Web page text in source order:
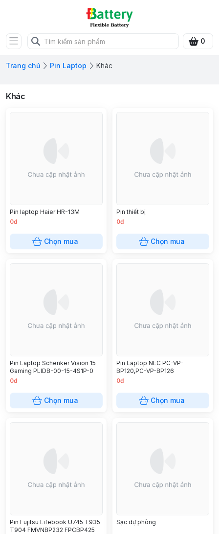
0
Trang chủ Pin Laptop Khác
Khác
Pin laptop Haier HR-13M
0đ
Chọn mua
Pin thiết bị
0đ
Chọn mua
Pin Laptop Schenker Vision 15
Gaming PLIDB-00-15-4S1P-0
0đ
Chọn mua
Pin Laptop NEC PC-VP-
BP120,PC-VP-BP126
0đ
Chọn mua
Pin Fujitsu Lifebook U745 T935
T904 FMVNBP232 FPCBP425
Sạc dự phòng